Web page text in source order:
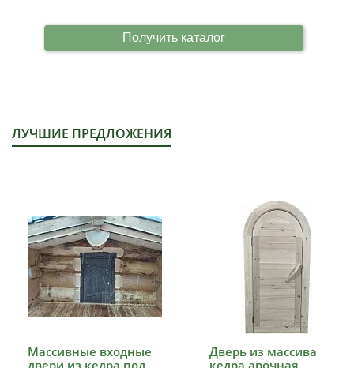
Получить каталог
ЛУЧШИЕ ПРЕДЛОЖЕНИЯ
Массивные входные
двери из кедра под
Дверь из массива
кедра арочная